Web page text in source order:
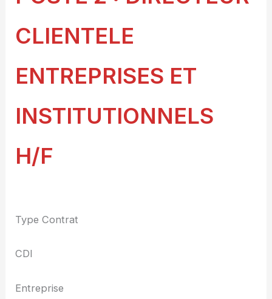
CLIENTELE
ENTREPRISES ET
INSTITUTIONNELS
H/F
Type Contrat
CDI
Entreprise